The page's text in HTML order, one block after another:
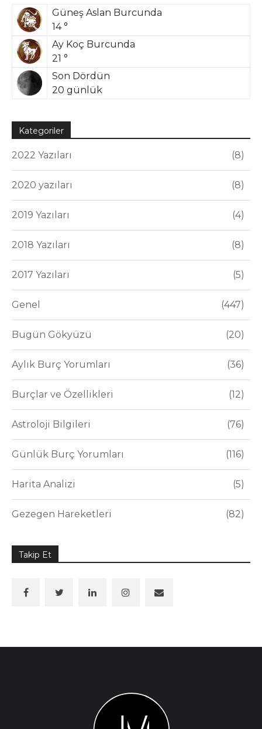
Güneş Aslan Burcunda
14 °
Ay Koç Burcunda
21 °
Son Dördün
20 günlük
Kategoriler
2022 Yazıları 8
2020 yazıları 8
2019 Yazıları 4
2018 Yazıları 8
2017 Yazıları 5
Genel 447
Bugün Gökyüzü 20
Aylık Burç Yorumları 36
Burçlar ve Özellikleri 12
Astroloji Bilgileri 76
Günlük Burç Yorumları 116
Harita Analizi 5
Gezegen Hareketleri 82
Takip Et